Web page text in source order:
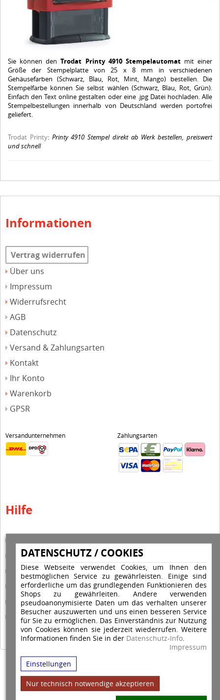
DATENSCHUTZ / COOKIES
Diese Webseite verwendet Cookies, um Ihnen den
bestmöglichen Service zu gewährleisten. Einige sind
erforderliche um das grundlegenden Funktionieren des
Shops zu gewährleiten. Andere verwenden
pseudoanonymisierte Daten um das verhalten unserer
Besucher auszuwerten und uns einen besseren Service
für Sie zu ermöglichen. Das Einverständnis zur Nutzung
von Cookies können sie jederzeit wiederrufen. Weitere
Informationen finden Sie in der Datenschutz-Info.
Impressum
Einstellungen
Nur technisch notwendige akzeptieren
Sie können denTrodat Printy 4910 Stempelautomatmit einer
Größe der Stempelplatte von 25 x 8 mm in verschiedenen
Gehäusefarben (Schwarz, Blau, Rot, Mint, Mango) bestellen. Die
Stempelfarbe können Sie selbst wählen (Schwarz, Blau, Rot, Grün).
Einfach den Text online gestalten oder eine .jpg Datei hochladen. Alle
Stempelbestellungen innerhalb von Deutschland werden portofrei
geliefert.
Trodat Printy: Printy 4910 Stempel direkt ab Werk bestellen, preiswert
und schnell
Informationen
Vertrag widerrufen
Über uns
Impressum
Widerrufsrecht
AGB
Datenschutz
Versand & Zahlungsarten
Kontakt
Ihr Konto
Warenkorb
GPSR
Versandunternehmen Zahlungsarten
Hilfe
Hilfe-Multicolorstempel
Hilfe-Rundstempel
Hilfe Rundstempel Holz
Hilfe Stempelkissen wechseln
Hilfe Stempelplatte wechseln
Copyright © 2026 Stempel Toenges GmbH - Alle Rechte vorbehalten